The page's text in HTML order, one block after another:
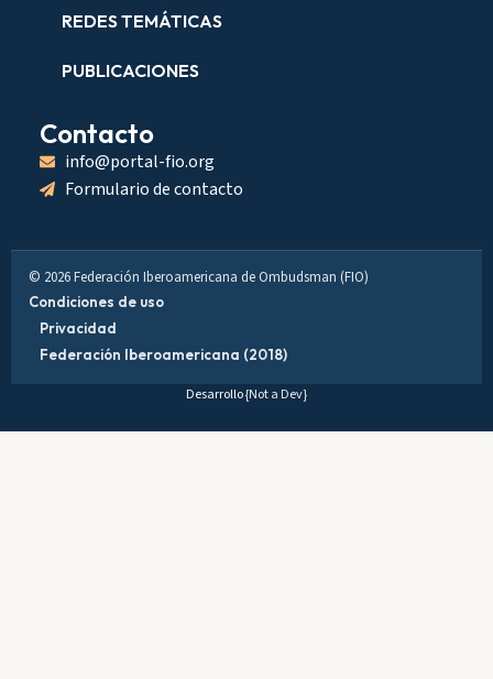
REDES TEMÁTICAS
PUBLICACIONES
Contacto
info@portal-fio.org
Formulario de contacto
© 2026 Federación Iberoamericana de Ombudsman (FIO)
Condiciones de uso
Privacidad
Federación Iberoamericana (2018)
Desarrollo{Not a Dev}